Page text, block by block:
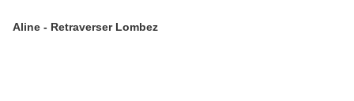
Aline - Retraverser Lombez